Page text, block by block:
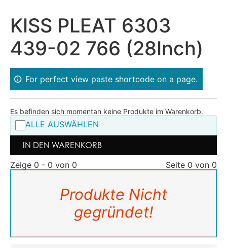
KISS PLEAT 6303
439-02 766 (28Inch)
For perfect view paste shortcode on a page.
Es befinden sich momentan keine Produkte im Warenkorb.
ALLE AUSWÄHLEN
IN DEN WARENKORB
Zeige 0 - 0 von 0
Seite 0 von 0
Produkte Nicht
gegründet!